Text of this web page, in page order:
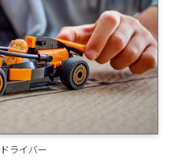
ライバー